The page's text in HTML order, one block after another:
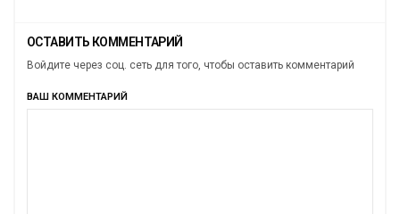
ОСТАВИТЬ КОММЕНТАРИЙ
Войдите через соц. сеть для того, чтобы оставить комментарий
ВАШ КОММЕНТАРИЙ